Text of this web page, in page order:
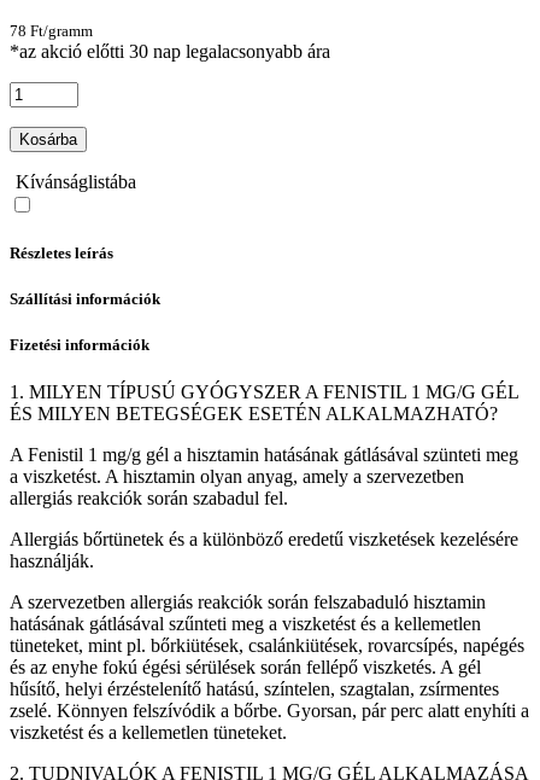
78 Ft/gramm
*az akció előtti 30 nap legalacsonyabb ára
Kosárba
Kívánságlistába
Részletes leírás
Szállítási információk
Fizetési információk
1. MILYEN TÍPUSÚ GYÓGYSZER A FENISTIL 1 MG/G GÉL
ÉS MILYEN BETEGSÉGEK ESETÉN ALKALMAZHATÓ?
A Fenistil 1 mg/g gél a hisztamin hatásának gátlásával szünteti meg
a viszketést. A hisztamin olyan anyag, amely a szervezetben
allergiás reakciók során szabadul fel.
Allergiás bőrtünetek és a különböző eredetű viszketések kezelésére
használják.
A szervezetben allergiás reakciók során felszabaduló hisztamin
hatásának gátlásával szűnteti meg a viszketést és a kellemetlen
tüneteket, mint pl. bőrkiütések, csalánkiütések, rovarcsípés, napégés
és az enyhe fokú égési sérülések során fellépő viszketés. A gél
hűsítő, helyi érzéstelenítő hatású, színtelen, szagtalan, zsírmentes
zselé. Könnyen felszívódik a bőrbe. Gyorsan, pár perc alatt enyhíti a
viszketést és a kellemetlen tüneteket.
2. TUDNIVALÓK A FENISTIL 1 MG/G GÉL ALKALMAZÁSA